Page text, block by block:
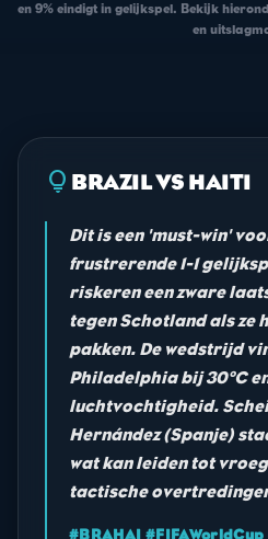
en 9% eindigt in gelijkspel. Bekijk
en
lightbulb BRAZIL VS HAITI
Dit is een 'must-win'
frustrerende 1-1
riskeren een zware
tegen Schotland als ze
pakken. De wedstrijd
Philadelphia bij 30°C
luchtvochtigheid.
Hernández (Spanje)
wat kan leiden tot
tactische
#BRAHAI